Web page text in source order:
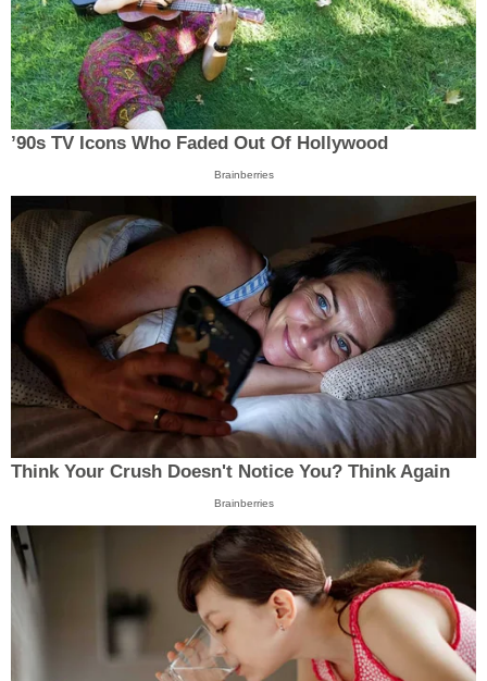
’90s TV Icons Who Faded Out Of Hollywood
Brainberries
Think Your Crush Doesn't Notice You? Think Again
Brainberries